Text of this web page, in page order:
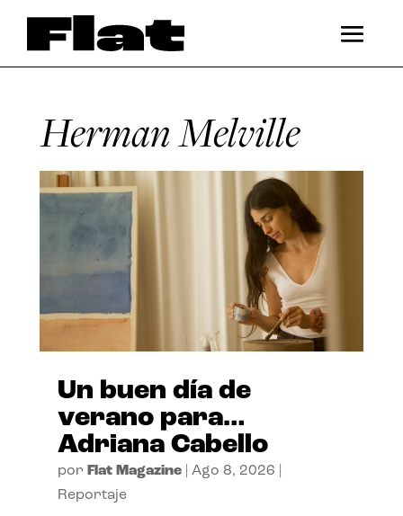
Herman Melville
Un buen día de
verano para…
Adriana Cabello
por Flat Magazine| Ago 8, 2026
Reportaje